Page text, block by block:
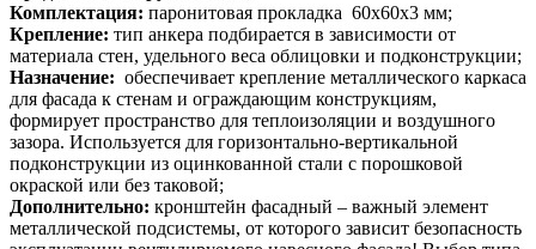
Комплектация: паронитовая прокладка 60х60х3 мм;
Крепление: тип анкера подбирается в зависимости от
материала стен, удельного веса облицовки и подконструкции;
Назначение: обеспечивает крепление металлического каркаса
для фасада к стенам и ограждающим конструкциям,
формирует пространство для теплоизоляции и воздушного
зазора. Используется для горизонтально-вертикальной
подконструкции из оцинкованной стали с порошковой
окраской или без таковой;
Дополнительно: кронштейн фасадный – важный элемент
металлической подсистемы, от которого зависит безопасность